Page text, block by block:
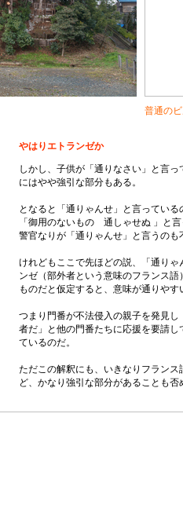
普通の
やはりエトランゼか
しかし、子供が「通りなさい」と言っ
にはやや強引な部分もある。
となると「通りゃんせ」と言っている
「御用のないもの 通しゃせぬ 」と
警官なりが「通りゃんせ」と言うのも
けれどもここで先ほどの説、「通りゃ
ンゼ（部外者という意味のフランス語
ものだと仮定すると、意味が通りやす
つまり門番が不法侵入の親子を発見し
者だ」と他の門番たちに応援を要請し
ているのだ。
ただこの解釈にも、いきなりフランス
ど、かなり強引な部分があることも否